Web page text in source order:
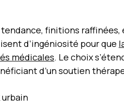
tendance, finitions
d’ingéniosité pour que
médicales. Le choix
d’un soutien